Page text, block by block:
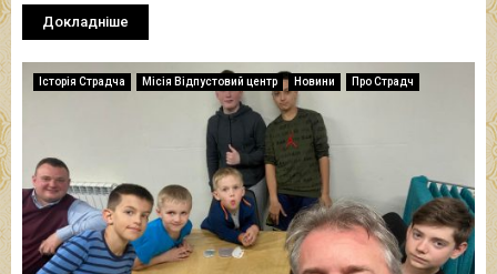
Докладніше
Історія Страдча Місія Відпустовий центр Новини Про Страдч